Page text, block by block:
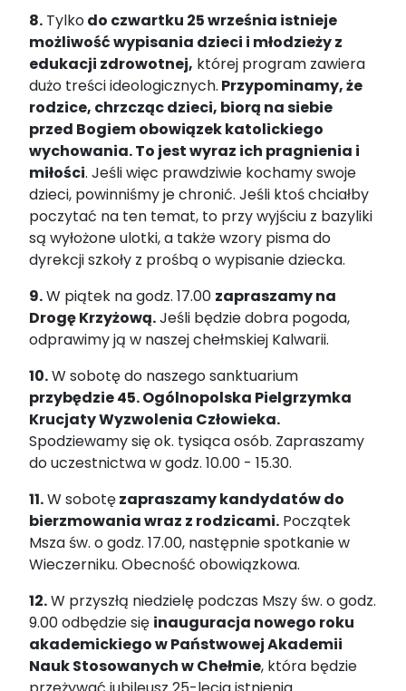
8. Tylkodo czwartku 25 września istnieje
możliwość wypisania dzieci i młodzieży z
edukacji zdrowotnej, której program zawiera
dużo treści ideologicznych. Przypominamy, że
rodzice, chrzcząc dzieci, biorą na siebie
przed Bogiem obowiązek katolickiego
wychowania. To jest wyraz ich pragnienia i
miłości. Jeśli więc prawdziwie kochamy swoje
dzieci, powinniśmy je chronić. Jeśli ktoś chciałby
poczytać na ten temat, to przy wyjściu z bazyliki
są wyłożone ulotki, a także wzory pisma do
dyrekcji szkoły z prośbą o wypisanie dziecka.
9.W piątek na godz. 17.00 zapraszamy na
Drogę Krzyżową.Jeśli będzie dobra pogoda,
odprawimy ją w naszej chełmskiej Kalwarii.
10.W sobotę do naszego sanktuarium
przybędzie 45. Ogólnopolska Pielgrzymka
Krucjaty Wyzwolenia Człowieka.
Spodziewamy się ok. tysiąca osób. Zapraszamy
do uczestnictwa w godz. 10.00 - 15.30.
11.W sobotęzapraszamy kandydatów do
bierzmowania wraz z rodzicami. Początek
Msza św. o godz. 17.00, następnie spotkanie w
Wieczerniku. Obecność obowiązkowa.
12.W przyszłą niedzielę podczas Mszy św. o godz.
9.00 odbędzie się inauguracja nowego roku
akademickiego w Państwowej Akademii
Nauk Stosowanych w Chełmie, która będzie